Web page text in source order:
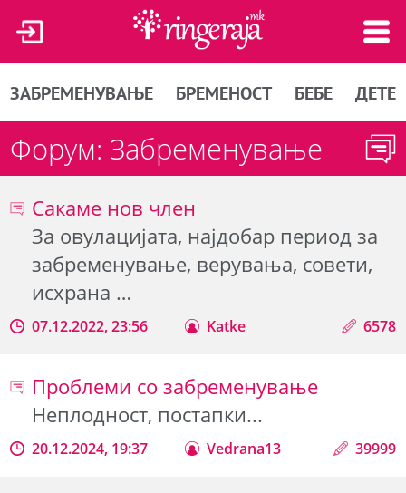
ЗАБРЕМЕНУВАЊЕ БРЕМЕНОСТ БЕБЕ ДЕТЕ
Форум: Забременување
Сакаме нов член
За овулацијата, најдобар период за
забременување, верувања, совети,
исхрана …
07.12.2022, 23:56 Katke 6578
Проблеми со забременување
Неплодност, постапки...
20.12.2024, 19:37 Vedrana13 39999